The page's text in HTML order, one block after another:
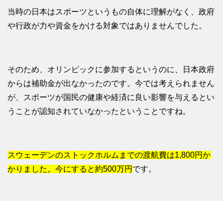
当時の日本はスポーツというもの自体に理解がなく、政府
や行政が力や資金をかける対象ではありませんでした。
そのため、オリンピックに参加するというのに、日本政府
からは補助金が出なかったのです。今では考えられません
が、スポーツが国民の健康や経済に良い影響を与えるとい
うことが認知されていなかったということですね。
スウェーデンのストックホルムまでの渡航費は1,800円か
かりました。今にすると約500万円 です。